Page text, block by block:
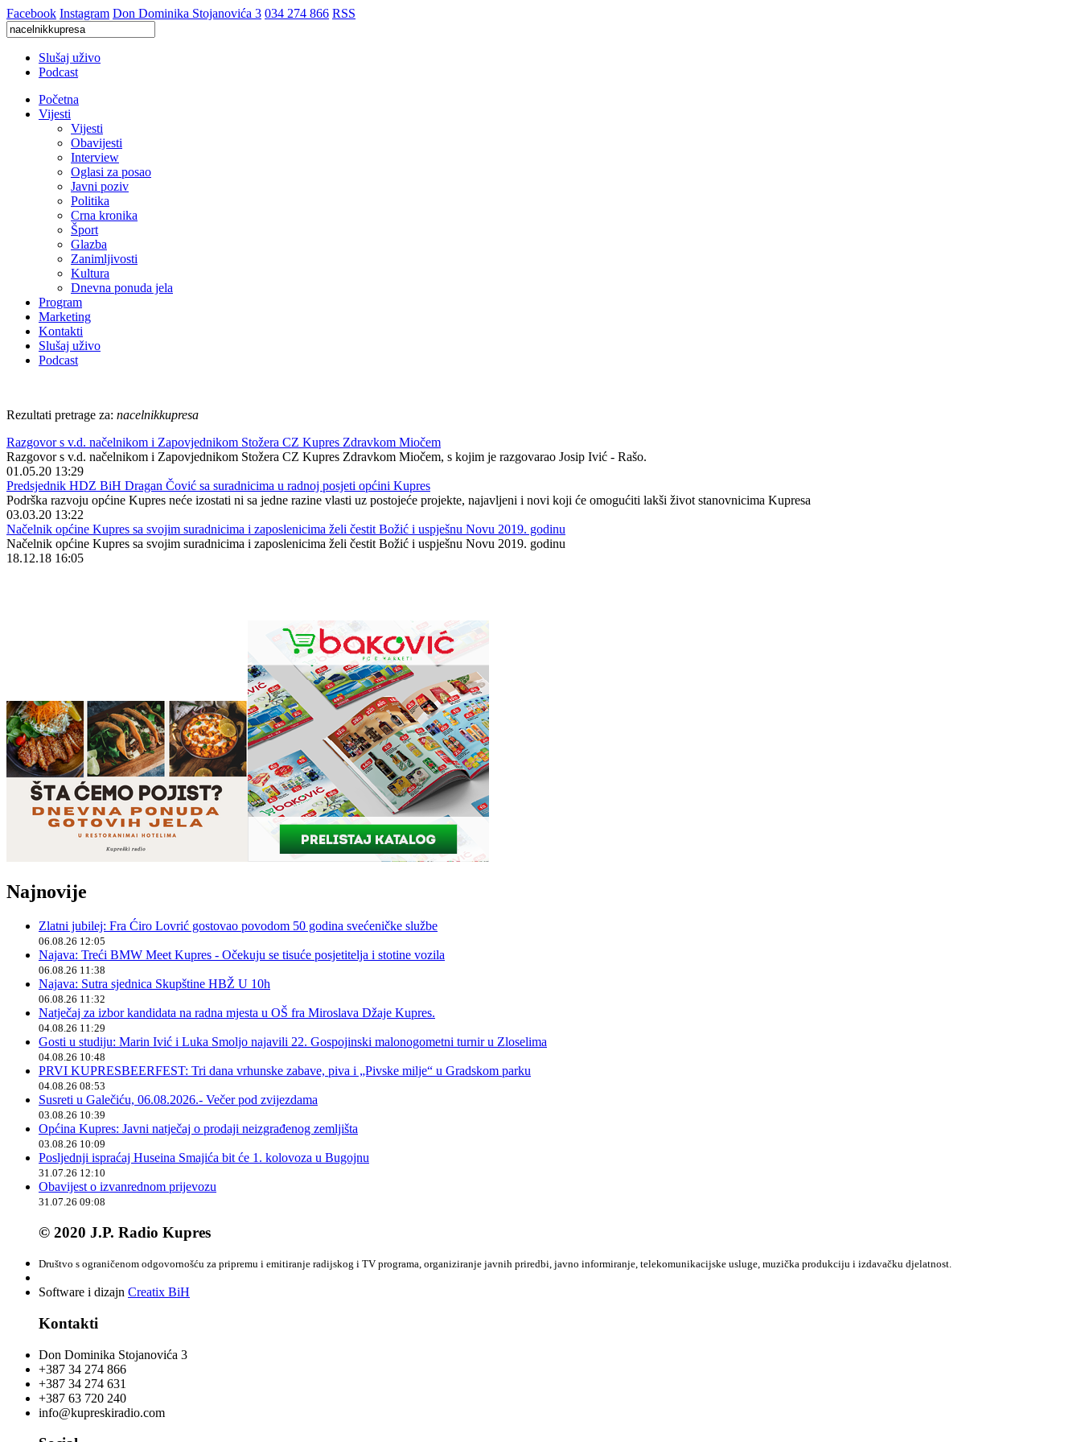
Facebook Instagram Don Dominika Stojanovića 3 034 274 866 RSS
Slušaj uživo
Podcast
Početna
Vijesti
Vijesti
Obavijesti
Interview
Oglasi za posao
Javni poziv
Politika
Crna kronika
Šport
Glazba
Zanimljivosti
Kultura
Dnevna ponuda jela
Program
Marketing
Kontakti
Slušaj uživo
Podcast
Rezultati pretrage za: nacelnikkupresa
Razgovor s v.d. načelnikom i Zapovjednikom Stožera CZ Kupres Zdravkom Miočem
Razgovor s v.d. načelnikom i Zapovjednikom Stožera CZ Kupres Zdravkom Miočem, s kojim je razgovarao Josip Ivić - Rašo.
01.05.20 13:29
Predsjednik HDZ BiH Dragan Čović sa suradnicima u radnoj posjeti općini Kupres
Podrška razvoju općine Kupres neće izostati ni sa jedne razine vlasti uz postojeće projekte, najavljeni i novi koji će omogućiti lakši život stanovnicima Kupresa
03.03.20 13:22
Načelnik općine Kupres sa svojim suradnicima i zaposlenicima želi čestit Božić i uspješnu Novu 2019. godinu
Načelnik općine Kupres sa svojim suradnicima i zaposlenicima želi čestit Božić i uspješnu Novu 2019. godinu
18.12.18 16:05
Najnovije
Zlatni jubilej: Fra Ćiro Lovrić gostovao povodom 50 godina svećeničke službe
06.08.26 12:05
Najava: Treći BMW Meet Kupres - Očekuju se tisuće posjetitelja i stotine vozila
06.08.26 11:38
Najava: Sutra sjednica Skupštine HBŽ U 10h
06.08.26 11:32
Natječaj za izbor kandidata na radna mjesta u OŠ fra Miroslava Džaje Kupres.
04.08.26 11:29
Gosti u studiju: Marin Ivić i Luka Smoljo najavili 22. Gospojinski malonogometni turnir u Zloselima
04.08.26 10:48
PRVI KUPRESBEERFEST: Tri dana vrhunske zabave, piva i „Pivske milje“ u Gradskom parku
04.08.26 08:53
Susreti u Galečiću, 06.08.2026.- Večer pod zvijezdama
03.08.26 10:39
Općina Kupres: Javni natječaj o prodaji neizgrađenog zemljišta
03.08.26 10:09
Posljednji ispraćaj Huseina Smajića bit će 1. kolovoza u Bugojnu
31.07.26 12:10
Obavijest o izvanrednom prijevozu
31.07.26 09:08
© 2020 J.P. Radio Kupres
Društvo s ograničenom odgovornošću za pripremu i emitiranje radijskog i TV programa, organiziranje javnih priredbi, javno informiranje, telekomunikacijske usluge, muzička produkciju i izdavačku djelatnost.
Software i dizajn Creatix BiH
Kontakti
Don Dominika Stojanovića 3
+387 34 274 866
+387 34 274 631
+387 63 720 240
info@kupreskiradio.com